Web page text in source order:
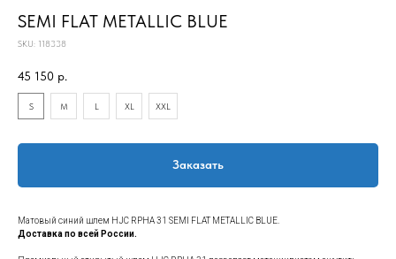
SEMI FLAT METALLIC BLUE
SKU: 118338
45 150 р.
S M L XL XXL
Заказать
Матовый синий шлем HJC RPHA 31 SEMI FLAT METALLIC BLUE.
Доставка по всей России.